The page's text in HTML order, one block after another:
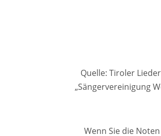
Quelle: Tiroler
„Sängervereinigung
Wenn Sie die